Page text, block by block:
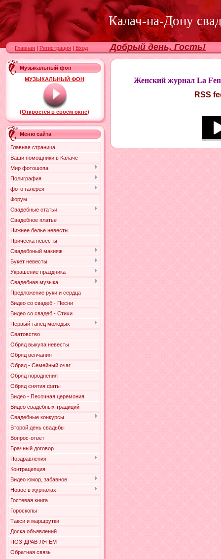
Калач-на-Дону
Главная | Регистрация | Вход Добрый день, Гость!
Музыкальный фон
МУЗЫКАЛЬНЫЙ ФОН
(Откроется в своем окне)
Меню сайта
Главная страница
Ваши помощники в Калаче
Мир фотошопа
Полиграфия
фото галерея
Форум
Свадебные статьи
Свадебное платье
Нижнее белье невесты
Прическа невесты
Свадебоный макияж
Букет невесты
Украшение праздника
Свадебная музыка
Предложение руки и сердца
Видео со свадеб - Песни
Видео со свадеб - Стихи
Первый танец молодых
Сватовство
Обряд выкупа невесты
Обряд венчания
Обряд - Семейный очаг
Обряд породнения
Обряд снятия фаты
Видео - Песочная церемония
Видео свадебных традиций
Свадебные конкурсы
Второй день свадьбы
Вопрос-ответ
Брачный договор
Поздравления
Контрацепция
Видео юмор, забавное
Новое в журналах
Гостевая книга
Гороскопы
Такси и маршрутки
Доска объявлений
ПОЗ-ДРАВ-ЛЯ-ЕМ
Обратная связь
Женский журнал La
RSS